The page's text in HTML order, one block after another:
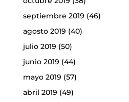
septiembre 2019 (46)
agosto 2019 (40)
julio 2019 (50)
junio 2019 (44)
mayo 2019 (57)
abril 2019 (49)